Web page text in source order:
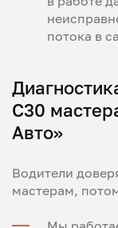
потока в
С30
Авто»
Водители
мастерам,